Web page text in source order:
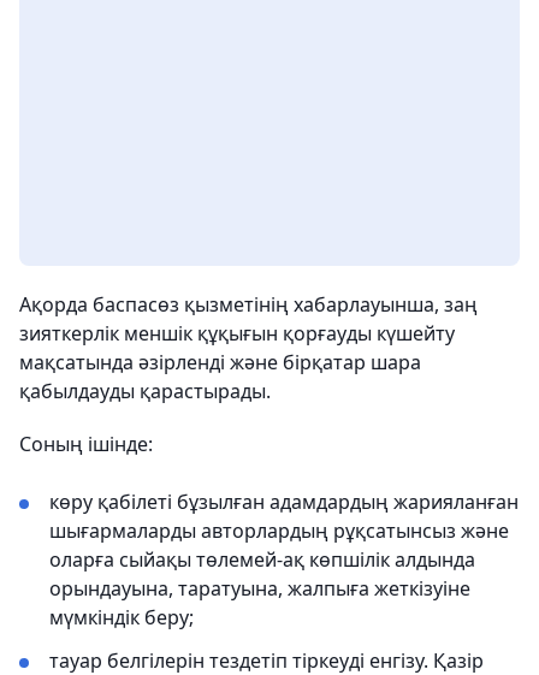
Ақорда баспасөз қызметінің хабарлауынша, заң
зияткерлік меншік құқығын қорғауды күшейту
мақсатында әзірленді және бірқатар шара
қабылдауды қарастырады.
Соның ішінде:
көру қабілеті бұзылған адамдардың жарияланған
шығармаларды авторлардың рұқсатынсыз және
оларға сыйақы төлемей-ақ көпшілік алдында
орындауына, таратуына, жалпыға жеткізуіне
мүмкіндік беру;
тауар белгілерін тездетіп тіркеуді енгізу. Қазір